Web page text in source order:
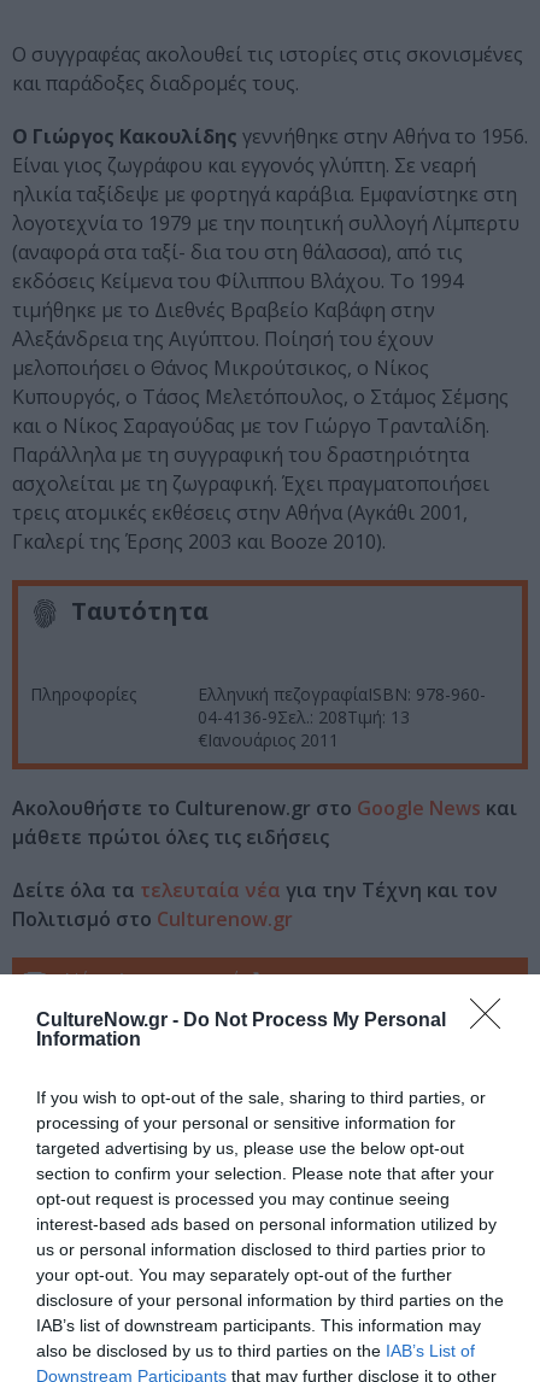
CultureNow.gr - Do Not Process My Personal
Information
If you wish to opt-out of the sale, sharing to third parties, or
processing of your personal or sensitive information for
targeted advertising by us, please use the below opt-out
section to confirm your selection. Please note that after your
opt-out request is processed you may continue seeing
interest-based ads based on personal information utilized by
us or personal information disclosed to third parties prior to
your opt-out. You may separately opt-out of the further
disclosure of your personal information by third parties on the
IAB’s list of downstream participants. This information may
also be disclosed by us to third parties on the IAB’s List of
Downstream Participants that may further disclose it to other
Ο συγγραφέας ακολουθεί τις ιστορίες στις σκονισμένες
και παράδοξες διαδρομές τους.
O Γιώργος Κακουλίδης γεννήθηκε στην Αθήνα το 1956.
Είναι γιος ζωγράφου και εγγονός γλύπτη. Σε νεαρή
ηλικία ταξίδεψε με φορτηγά καράβια. Εμφανίστηκε στη
λογοτεχνία το 1979 με την ποιητική συλλογή Λίμπερτυ
(αναφορά στα ταξί- δια του στη θάλασσα), από τις
εκδόσεις Κείμενα του Φίλιππου Βλάχου. Το 1994
τιμήθηκε με το Διεθνές Βραβείο Καβάφη στην
Αλεξάνδρεια της Αιγύπτου. Ποίησή του έχουν
μελοποιήσει ο Θάνος Μικρούτσικος, ο Νίκος
Κυπουργός, ο Τάσος Μελετόπουλος, ο Στάμος Σέμσης
και ο Νίκος Σαραγούδας με τον Γιώργο Τρανταλίδη.
Παράλληλα με τη συγγραφική του δραστηριότητα
ασχολείται με τη ζωγραφική. Έχει πραγματοποιήσει
τρεις ατομικές εκθέσεις στην Αθήνα (Αγκάθι 2001,
Γκαλερί της Έρσης 2003 και Booze 2010).
Ταυτότητα
Πληροφορίες
Ελληνική πεζογραφίαISBN: 978-960-
04-4136-9Σελ.: 208Τιμή: 13
€Ιανουάριος 2011
Ακολουθήστε το Culturenow.gr στο Google News και
μάθετε πρώτοι όλες τις ειδήσεις
Δείτε όλα τα τελευταία νέα για την Τέχνη και τον
Πολιτισμό στο Culturenow.gr
Νέοι Διαγωνισμοί❯
Tags
ΕΚΔΟΣΕΙΣ ΚΕΔΡΟΣ
Newsletter
Κάθε βδομάδα στο e-mail σας τα τελευταία νέα για
την Τέχνη και τον Πολιτισμό!
Ακολουθήστε το Culturenow.gr